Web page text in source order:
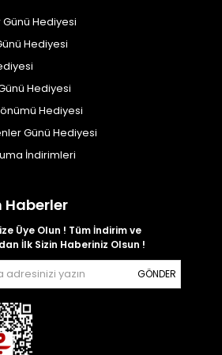
Hediyesi
Hediyesi
Hediyesi
Hediyesi
Günü Hediyesi
İndirimleri
Haberler
Üye Olun ! Tüm İndirim ve
İlk Sizin Haberiniz Olsun !
GÖNDER